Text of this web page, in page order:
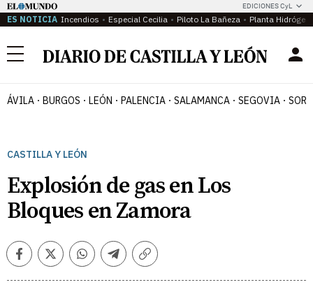
EDICIONES CyL
ES NOTICIA Incendios Especial Cecilia Piloto La Bañeza Planta
Menú
ÁVILA BURGOS LEÓN PALENCIA SALAMANCA SEGOVIA
CASTILLA Y LEÓN
Explosión de gas en Los
Bloques en Zamora
FacebookTwitterWhatsappTelegramCopiar